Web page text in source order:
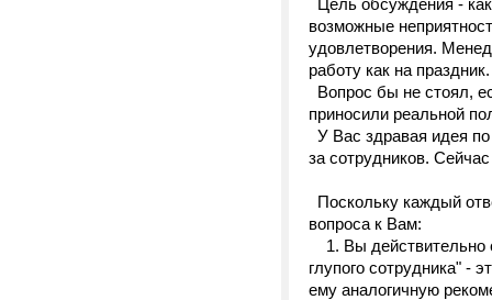
Цель обсуждения -
возможные
удовлетворения.
работу как на
Вопрос бы не стоял,
приносили реальной
У Вас здравая идея
за сотрудников.
Поскольку каждый
вопроса к Вам:
1. Вы действительно
глупого сотрудника"
ему аналогичную